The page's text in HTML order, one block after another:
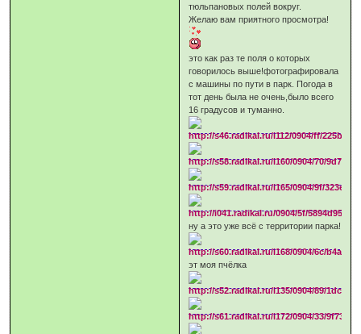
тюльпановых полей вокруг.
Желаю вам приятного просмотра!
это как раз те поля о которых
говорилось выше!фотографировала
с машины по пути в парк. Погода в
тот день была не очень,было всего
16 градусов и туманно.
ну а это уже всё с территории парка!
эт моя пчёлка